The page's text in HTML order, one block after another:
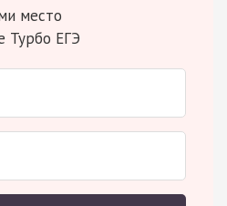
место
Турбо ЕГЭ